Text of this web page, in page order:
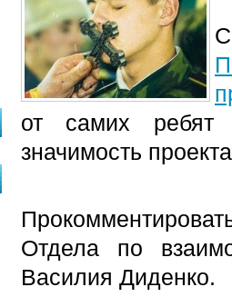
от самих ребят
значимость
Отдела по
Василия Диденко.